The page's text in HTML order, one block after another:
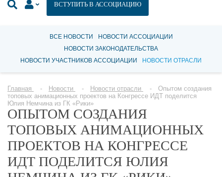
ВСТУПИТЬ В АССОЦИАЦИЮ
ВСЕ НОВОСТИ
НОВОСТИ АССОЦИАЦИИ
НОВОСТИ ЗАКОНОДАТЕЛЬСТВА
НОВОСТИ УЧАСТНИКОВ АССОЦИАЦИИ
НОВОСТИ ОТРАСЛИ
Главная Новости Новости отрасли
Опытом создания
топовых анимационных проектов на Конгрессе ИДТ поделится
Юлия Немчина из ГК «Рики»
ОПЫТОМ СОЗДАНИЯ
ТОПОВЫХ АНИМАЦИОННЫХ
ПРОЕКТОВ НА КОНГРЕССЕ
ИДТ ПОДЕЛИТСЯ ЮЛИЯ